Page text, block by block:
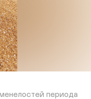
периода